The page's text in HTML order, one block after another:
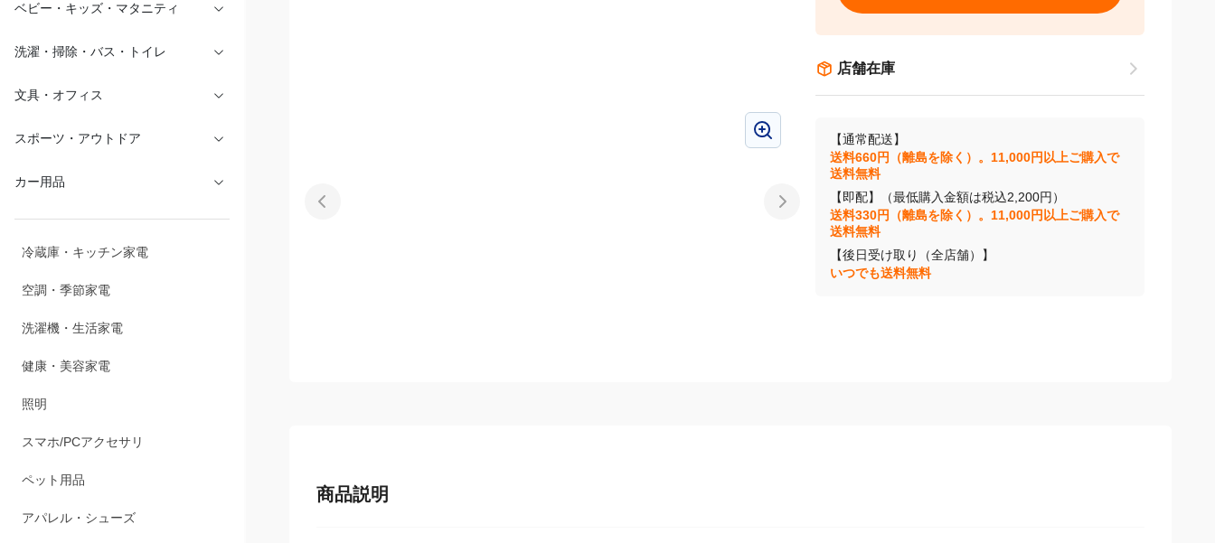
カー用品
冷蔵庫・キッチン家電
空調・季節家電
洗濯機・生活家電
健康・美容家電
照明
スマホ/PCアクセサリ
店舗在庫
【通常配送】
送料660円（離島を除く）。11,000円以上ご購入で
送料無料
【即配】（最低購入金額は税込2,200円）
送料330円（離島を除く）。11,000円以上ご購入で
送料無料
【後日受け取り（全店舗）】